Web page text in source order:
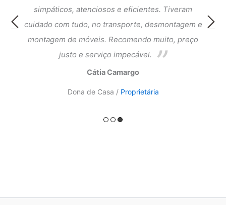
simpáticos, atenciosos e eficientes. Tiveram
cuidado com tudo, no transporte, desmontagem e
montagem de móveis. Recomendo muito, preço
justo e serviço impecável.
Cátia Camargo
Dona de Casa / Proprietária